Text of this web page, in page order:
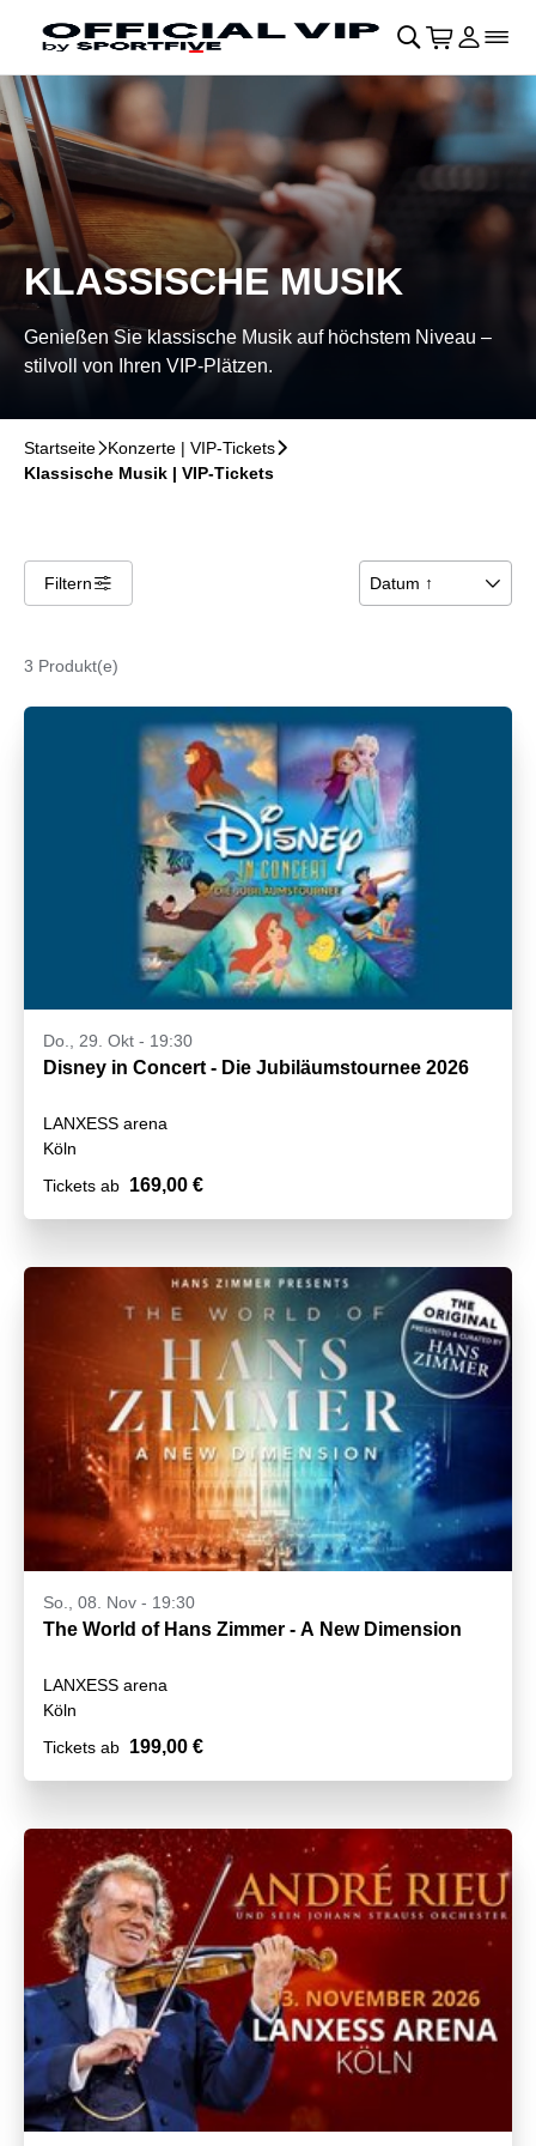
Navigation überspringen􀄫
􀊫 􀍩 Login
􀉩􀌇
KLASSISCHE MUSIK
Genießen Sie klassische Musik auf höchstem Niveau –
stilvoll von Ihren VIP-Plätzen.
Startseite􀆊Konzerte | VIP-Tickets􀆊
Klassische Musik | VIP-Tickets
Filtern􀌆 Datum ↑ 􀆈
3 Produkt(e)
Do., 29. Okt - 19:30
Disney in Concert - Die Jubiläumstournee 2026
LANXESS arena
Köln
Tickets ab 169,00 €
So., 08. Nov - 19:30
The World of Hans Zimmer - A New Dimension
LANXESS arena
Köln
Tickets ab 199,00 €